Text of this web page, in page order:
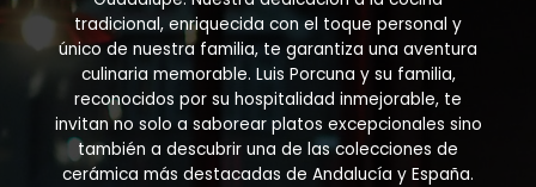
tradicional, enriquecida con el toque personal y
único de nuestra familia, te garantiza una aventura
culinaria memorable. Luis Porcuna y su familia,
reconocidos por su hospitalidad inmejorable, te
invitan no solo a saborear platos excepcionales sino
también a descubrir una de las colecciones de
cerámica más destacadas de Andalucía y España.